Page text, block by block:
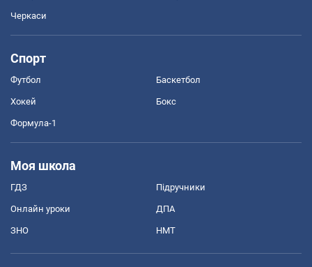
Черкаси
Спорт
Футбол Баскетбол
Хокей Бокс
Формула-1
Моя школа
ГДЗ Підручники
Онлайн уроки ДПА
ЗНО НМТ